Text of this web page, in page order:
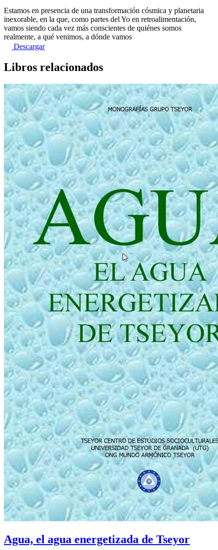
Estamos en presencia de una transformación cósmica y planetaria
inexorable, en la que, como partes del Yo en retroalimentación,
vamos siendo cada vez más conscientes de quiénes somos
realmente, a qué venimos, a dónde vamos
Descargar
Libros relacionados
Agua, el agua energetizada de Tseyor